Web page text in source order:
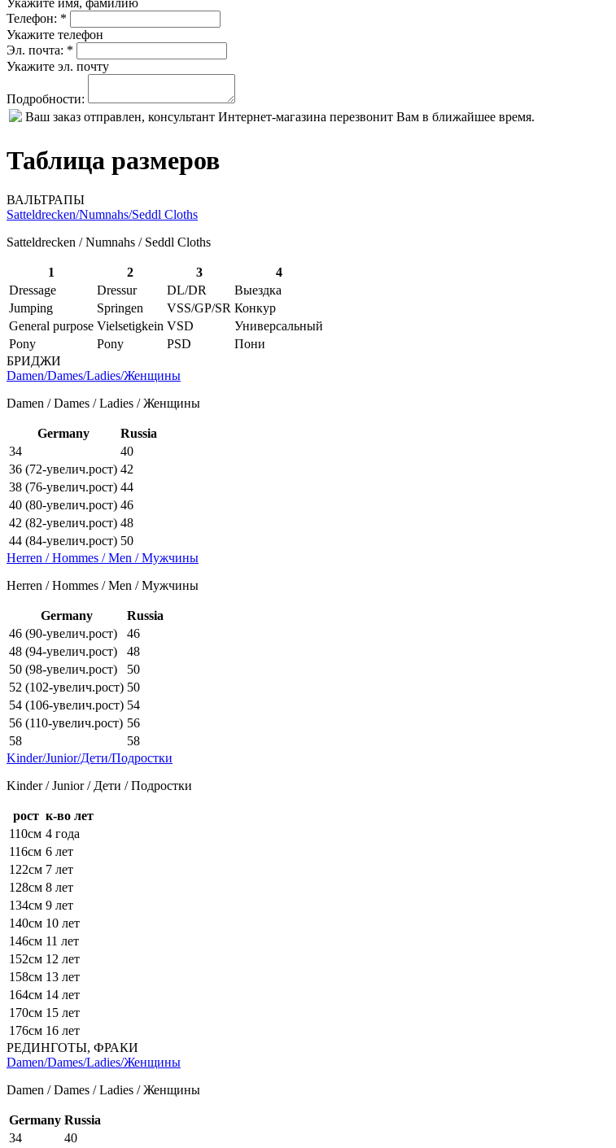
Укажите имя, фамилию
Телефон: *
Укажите телефон
Эл. почта: *
Укажите эл. почту
Подробности:
Ваш заказ отправлен, консультант Интернет-магазина перезвонит Вам в ближайшее время.
Таблица размеров
ВАЛЬТРАПЫ
Satteldrecken/Numnahs/Seddl Cloths
Satteldrecken / Numnahs / Seddl Cloths
1 2 3
4
Dressage
Dressur DL/DR
Выездка
Jumping
Springen VSS/GP/SR Конкур
General purpose Vielsetigkein VSD
Универсальный
Pony
Pony PSD
Пони
БРИДЖИ
Damen/Dames/Ladies/Женщины
Damen / Dames / Ladies / Женщины
Germany
Russia
34
40
36 (72-увелич.рост) 42
38 (76-увелич.рост) 44
40 (80-увелич.рост) 46
42 (82-увелич.рост) 48
44 (84-увелич.рост) 50
Herren / Hommes / Men / Мужчины
Herren / Hommes / Men / Мужчины
Germany
Russia
46 (90-увелич.рост)
46
48 (94-увелич.рост)
48
50 (98-увелич.рост)
50
52 (102-увелич.рост) 50
54 (106-увелич.рост) 54
56 (110-увелич.рост) 56
58
58
Kinder/Junior/Дети/Подростки
Kinder / Junior / Дети / Подростки
рост к-во лет
110см 4 года
116см 6 лет
122см 7 лет
128см 8 лет
134см 9 лет
140см 10 лет
146см 11 лет
152см 12 лет
158см 13 лет
164см 14 лет
170см 15 лет
176см 16 лет
РЕДИНГОТЫ, ФРАКИ
Damen/Dames/Ladies/Женщины
Damen / Dames / Ladies / Женщины
Germany Russia
34
40